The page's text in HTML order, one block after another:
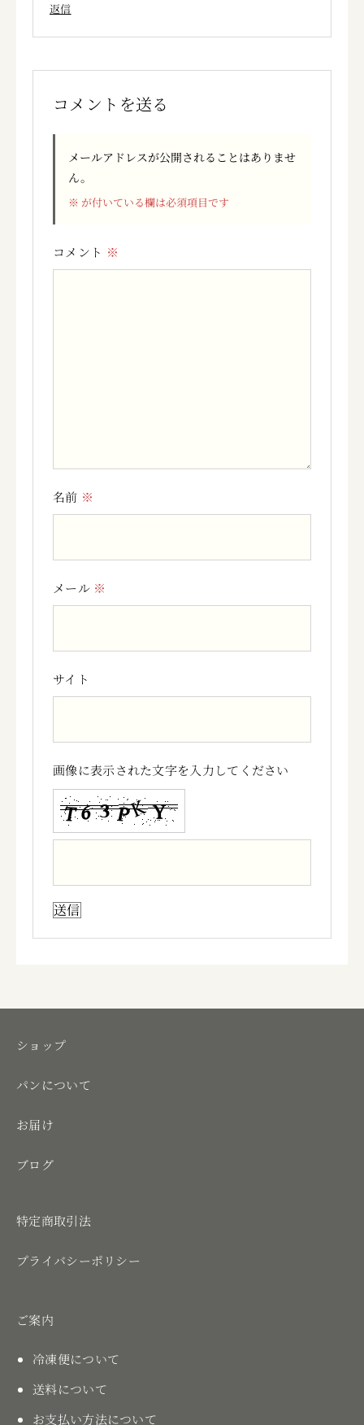
返信
コメントを送る
メールアドレスが公開されることはありませ
ん。
※ が付いている欄は必須項目です
コメント ※
名前 ※
メール ※
サイト
画像に表示された文字を入力してください
ショップ
パンについて
お届け
ブログ
特定商取引法
プライバシーポリシー
ご案内
冷凍便について
送料について
お支払い方法について